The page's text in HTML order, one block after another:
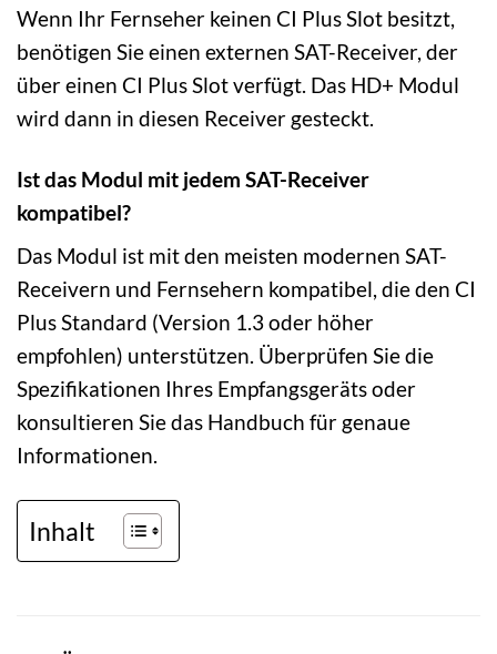
Wenn Ihr Fernseher keinen CI Plus Slot besitzt,
benötigen Sie einen externen SAT-Receiver, der
über einen CI Plus Slot verfügt. Das HD+ Modul
wird dann in diesen Receiver gesteckt.
Ist das Modul mit jedem SAT-Receiver
kompatibel?
Das Modul ist mit den meisten modernen SAT-
Receivern und Fernsehern kompatibel, die den CI
Plus Standard (Version 1.3 oder höher
empfohlen) unterstützen. Überprüfen Sie die
Spezifikationen Ihres Empfangsgeräts oder
konsultieren Sie das Handbuch für genaue
Informationen.
Inhalt